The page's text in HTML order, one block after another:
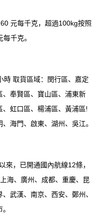
元每千克，超過100kg按照
千克。
取貨區域：閔行區、嘉定
、奉賢區、寶山區、浦東新
虹口區、楊浦區、黃浦區!
海門、啟東、湖州、吳江。
，已開通國內航線12條，
海、廣州、成都、重慶、昆
武漢、南京、西安、鄭州、